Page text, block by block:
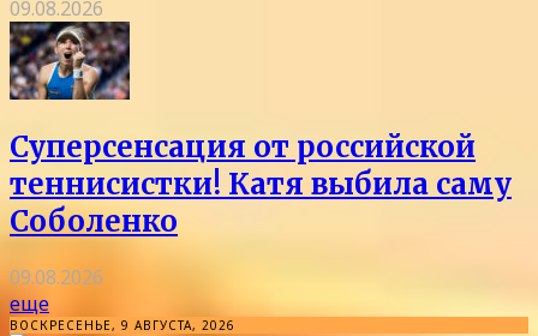
09.08.2026
Суперсенсация от российской
теннисистки! Катя выбила саму
Соболенко
09.08.2026
еще
ВОСКРЕСЕНЬЕ, 9 АВГУСТА, 2026